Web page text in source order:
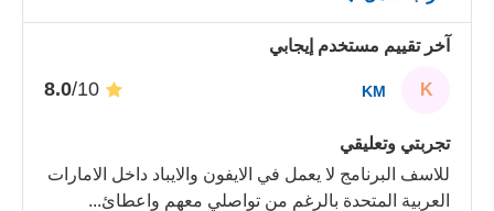
آخر تقييم مستخدم إيجابي
K
KM
/10
تجربتي وتعليقي
للاسف البرنامج لا يعمل في الايفون والايباد داخل الامارات
العربية المتحدة بالرغم من تواصلي معهم واعطائ...